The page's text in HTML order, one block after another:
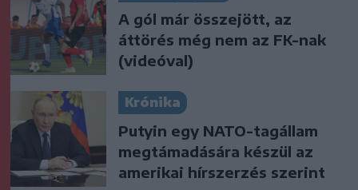
A gól már összejött, az
áttörés még nem az FK-nak
(videóval)
Krónika
Putyin egy NATO-tagállam
megtámadására készül az
amerikai hírszerzés szerint